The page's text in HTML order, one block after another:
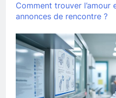
Comment trouver l’amour
annonces de rencontre ?